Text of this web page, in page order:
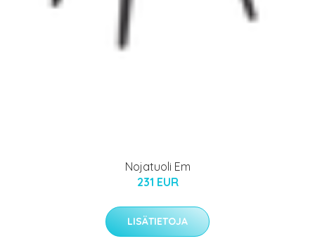
Nojatuoli Em
231 EUR
LISÄTIETOJA